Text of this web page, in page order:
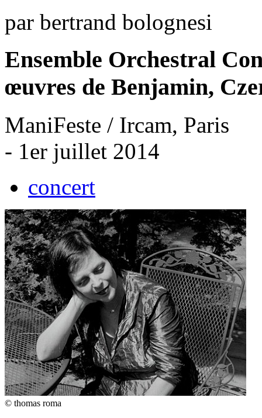
par bertrand bolognesi
Ensemble Orchestral
œuvres de Benjamin,
ManiFeste / Ircam, Paris
- 1er juillet 2014
concert
© thomas roma